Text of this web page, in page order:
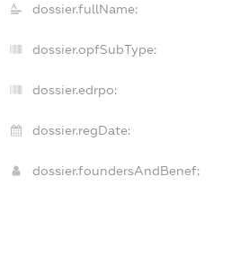
dossier.fullName:
dossier.opfSubType:
dossier.edrpo:
dossier.regDate:
dossier.foundersAndBenef: